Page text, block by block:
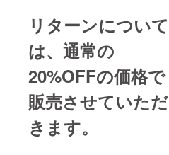
リターンについて
は、通常の
20%OFFの価格で
販売させていただ
きます。